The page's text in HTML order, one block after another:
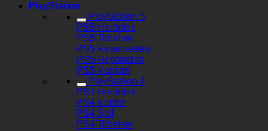
PlayStation
PlayStation 5
PS5 Harddisk
PS5 Tilbehør
PS5 Reservedele
PS5 Reparation
PS5 Værktøj
PlayStation 4
PS4 Harddisk
PS4 Kabler
PS4 Spil
PS4 Tilbehør